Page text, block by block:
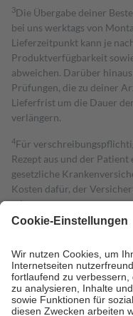
3Die Übergabe deiner
bei uns werktags von
Lieferzeitpunkt kann je
Produktverfügbarkeit
abweichen. Darüber
Prüfungen, die zu deiner
Lieferfrist um die Dauer
verlängern.
4Für
Rezept aus und der
gesetzliche
Kosten dafür, der
mit.
Grundsätzlich leisten
höchstens zehn Euro.
Es
Kosten der Leistung zu
Diese Regeln gelten
Bei Heilmitteln und
Zuzahlung zehn Prozent